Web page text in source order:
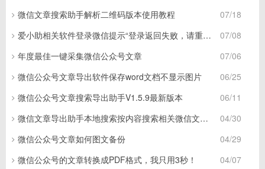
07/18
微信文章搜索助手解析二维码版本使用教程
07/08
爱小助相关软件登录微信提示“登录返回失败，请重试”
07/06
年度最佳一键采集微信公众号文章
06/25
微信公众号文章导出软件保存word文档不显示图片
06/11
微信公众号文章搜索导出助手V1.5.9最新版本
04/30
微信文章导出助手本地搜索按内容搜索相关微信文章说明
04/29
微信公众号文章如何图文备份
04/07
微信公众号的文章转换成PDF格式，我只用3秒！